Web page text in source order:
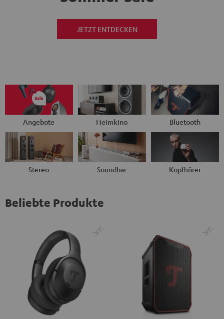
JETZT ENTDECKEN
Angebote Heimkino Bluetooth
Stereo Soundbar Kopfhörer
Beliebte Produkte